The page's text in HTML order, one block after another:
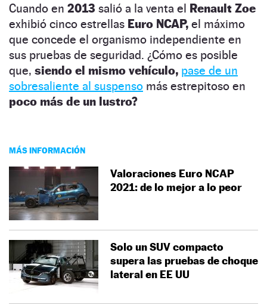
Cuando en 2013 salió a la venta el Renault Zoe
exhibió cinco estrellas Euro NCAP, el máximo
que concede el organismo independiente en
sus pruebas de seguridad. ¿Cómo es posible
que, siendo el mismo vehículo, pase de un
sobresaliente al suspenso más estrepitoso en
poco más de un lustro?
MÁS INFORMACIÓN
Valoraciones Euro NCAP
2021: de lo mejor a lo peor
Solo un SUV compacto
supera las pruebas de choque
lateral en EE UU